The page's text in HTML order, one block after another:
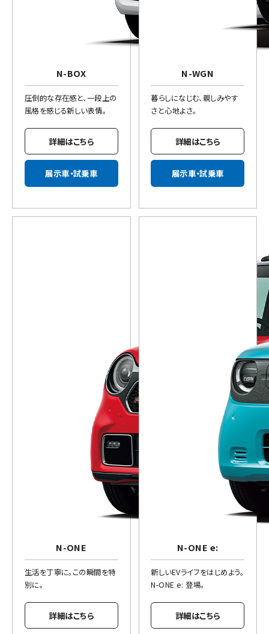
N-BOX
圧倒的な存在感と、一段上の
風格を感じる新しい表情。
詳細はこちら
展示車・試乗車
N-WGN
暮らしになじむ、親しみやす
さと心地よさ。
詳細はこちら
展示車・試乗車
N-ONE
生活を丁寧に。この瞬間を特
別に。
詳細はこちら
N-ONE e:
新しいEVライフをはじめよう。
N-ONE e: 登場。
詳細はこちら